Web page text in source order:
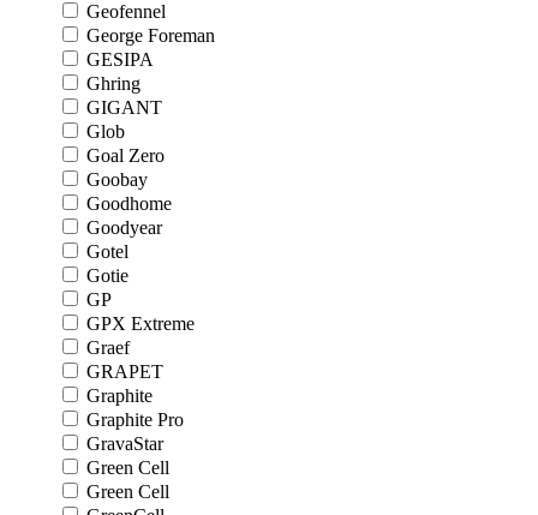
Geofennel
George Foreman
GESIPA
Ghring
GIGANT
Glob
Goal Zero
Goobay
Goodhome
Goodyear
Gotel
Gotie
GP
GPX Extreme
Graef
GRAPET
Graphite
Graphite Pro
GravaStar
Green Cell
Green Cell